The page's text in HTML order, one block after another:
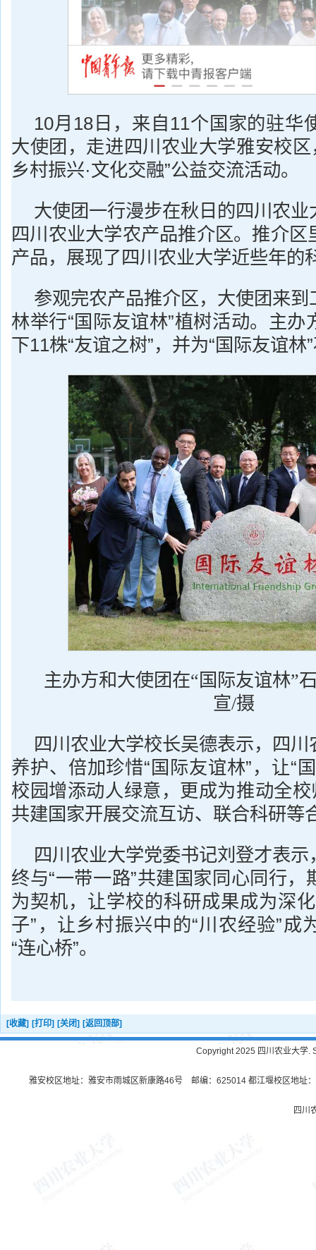
10月18日，来自11个国家的驻华
大使团，走进四川农业大学雅安校区
乡村振兴·文化交融”公益交流活动。
大使团一行漫步在秋日的四川农
四川农业大学农产品推介区。推介区
产品，展现了四川农业大学近些年的
参观完农产品推介区，大使团来
林举行“国际友谊林”植树活动。主办
下11株“友谊之树”，并为“国际友谊林
主办方和大使团在“国际友谊林”
宣/摄
四川农业大学校长吴德表示，四
养护、倍加珍惜“国际友谊林”，让“
校园增添动人绿意，更成为推动全校
共建国家开展交流互访、联合科研等
四川农业大学党委书记刘登才表
终与“一带一路”共建国家同心同行，
为契机，让学校的科研成果成为深
子”，让乡村振兴中的“川农经验”成
“连心桥”。
[收藏] [打印] [关闭] [返回顶部]
Copyright 2025 四川农业大学.
雅安校区地址：雅安市雨城区新康路46号 邮编：625014 都江堰校区地址
四川